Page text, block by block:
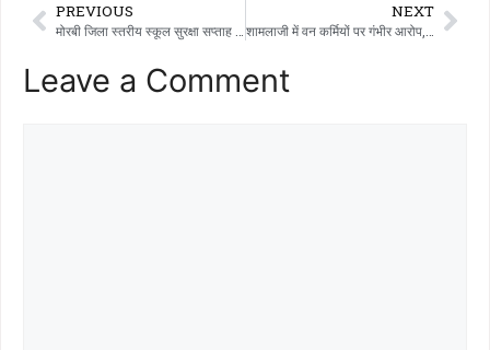
PREVIOUS
मोरबी जिला स्तरीय स्कूल सुरक्षा सप्ताह पीएमएसएचआरआई माधापरवाली स्कूल में मनाया गया
NEXT
शामलाजी में वन कर्मियों पर गंभीर आरोप, लकड़ी से लदे ट्रक ड्राइवर को पीटने का आरोप – शुरुआती जानकारी के मुताबिक 3 लोगों के खिलाफ थाने में शिकायत दर्ज कराई गई है
Leave a Comment